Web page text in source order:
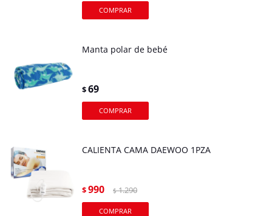
Manta polar de bebé
$69
CALIENTA CAMA DAEWOO 1PZA
$990 $ 1.290